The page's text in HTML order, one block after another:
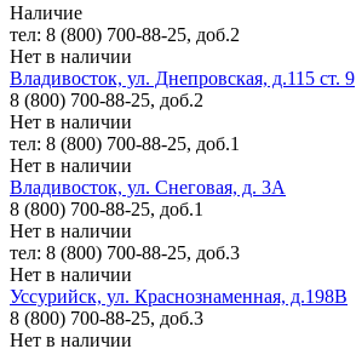
Наличие
тел: 8 (800) 700-88-25, доб.2
Нет в наличии
Владивосток, ул. Днепровская, д.115 ст. 9
8 (800) 700-88-25, доб.2
Нет в наличии
тел: 8 (800) 700-88-25, доб.1
Нет в наличии
Владивосток, ул. Снеговая, д. 3А
8 (800) 700-88-25, доб.1
Нет в наличии
тел: 8 (800) 700-88-25, доб.3
Нет в наличии
Уссурийск, ул. Краснознаменная, д.198В
8 (800) 700-88-25, доб.3
Нет в наличии